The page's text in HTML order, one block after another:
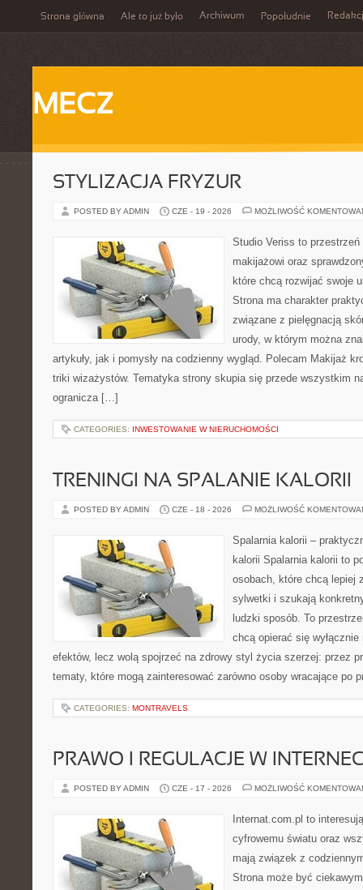
Strona główna Ale to już było Archiwum Popołudnie
MECZ
STYLIZACJA FRYZUR
POSTED BY ADMIN CZE - 19 - 2026 MOŻLIWOŚĆ
Studio Veriss to
makijażowi oraz
które chcą rozwijać swoje
Strona ma charakter
związane z pielęgnacją
urody, w którym można
artykuły, jak i pomysły na codzienny wygląd. Polecam Makijaż
triki wizażystów. Tematyka strony skupia się przede wszystkim
ogranicza […]
CATEGORIES: INWESTOWANIE W NIERUCHOMOŚCI
TRENINGI NA SPALANIE KALORII
POSTED BY ADMIN CZE - 18 - 2026 MOŻLIWOŚĆ
Spalarnia kalorii –
kalorii Spalarnia kalorii to
osobach, które chcą lepiej
sylwetki i szukają
ludzki sposób. To
chcą opierać się
efektów, lecz wolą spojrzeć na zdrowy styl życia szerzej: przez
tematy, które mogą zainteresować zarówno osoby wracające po
CATEGORIES: MONTRAVELS
PRAWO I REGULACJE W
POSTED BY ADMIN CZE - 17 - 2026 MOŻLIWOŚĆ
Internat.com.pl to
cyfrowemu światu oraz
mają związek z
Strona może być